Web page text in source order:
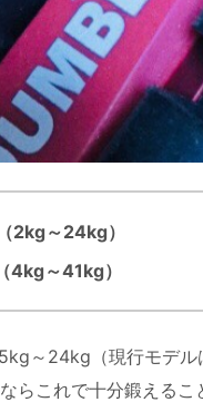
2kg～24kg）
4kg～41kg）
～24kg（現行モデ
らこれで十分鍛えるこ